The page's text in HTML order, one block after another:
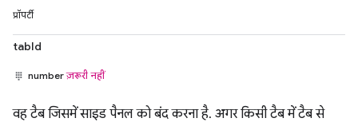
प्रॉपर्टी
tabId
numberज़रूरी नहीं
वह टैब जिसमें साइड पैनल को बंद करना है. अगर किसी टैब में टैब से